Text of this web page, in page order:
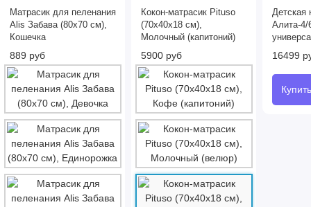
Матрасик для пеленания
Alis Забава (80х70 см),
Кошечка
889 руб
Кокон-матрасик Pituso
(70x40x18 см),
Молочный (капитоний)
5900 руб
Детская
Алита-4/
16499